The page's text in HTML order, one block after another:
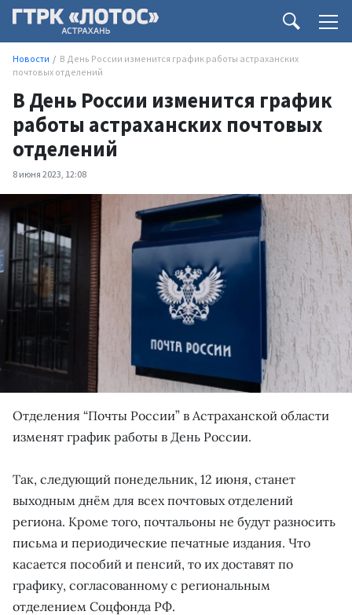
Новости
В День России изменится график работы астраханских
почтовых отделений
В День России изменится график
работы астраханских почтовых
отделений
8 июня 2023, 12:08
Отделения “Почты России” в Астраханской области
изменят график работы в День России.
Так, следующий понедельник, 12 июня, станет
выходным днём для всех почтовых отделений
региона. Кроме того, почтальоны не будут разносить
письма и периодические печатные издания. Что
касается пособий и пенсий, то их доставят по
графику, согласованному с региональным
отделением Соцфонда РФ.